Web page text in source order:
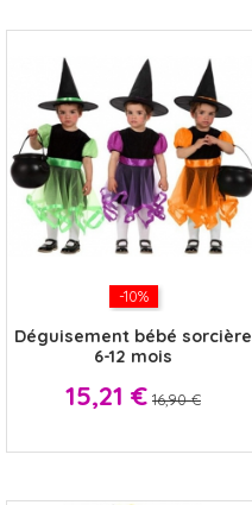
-10%
Déguisement bébé sorcière
6-12 mois
Prix
15,21 € 16,90 €